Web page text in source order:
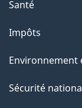
Santé
Impôts
Environnement
Sécurité